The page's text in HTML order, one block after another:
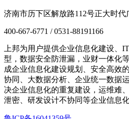
济南市历下区解放路112号正大时代
400-667-6771 / 0531-88191166
上邦为用户提供企业信息化建设、
型，数据安全防泄漏，业财一体化
成企业信息化建设规划、安全高效
协同、大数据分析、企业统一数据
决企业信息化的重复建设，运维难
泄密、研发设计不协同等企业信息化